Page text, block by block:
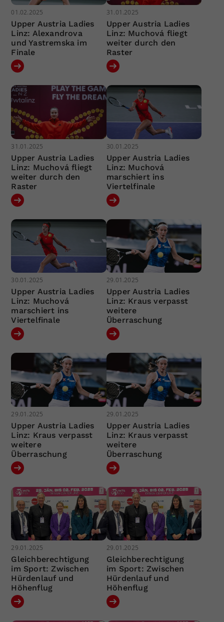
01.02.2025
Upper Austria Ladies
Linz: Alexandrova
und Yastremska im
Finale
31.01.2025
Upper Austria Ladies
Linz: Muchová fliegt
weiter durch den
Raster
31.01.2025
Upper Austria Ladies
Linz: Muchová fliegt
weiter durch den
Raster
30.01.2025
Upper Austria Ladies
Linz: Muchová
marschiert ins
Viertelfinale
30.01.2025
Upper Austria Ladies
Linz: Muchová
marschiert ins
Viertelfinale
29.01.2025
Upper Austria Ladies
Linz: Kraus verpasst
weitere
Überraschung
29.01.2025
Upper Austria Ladies
Linz: Kraus verpasst
weitere
Überraschung
29.01.2025
Upper Austria Ladies
Linz: Kraus verpasst
weitere
Überraschung
29.01.2025
Gleichberechtigung
im Sport: Zwischen
Hürdenlauf und
Höhenflug
29.01.2025
Gleichberechtigung
im Sport: Zwischen
Hürdenlauf und
Höhenflug